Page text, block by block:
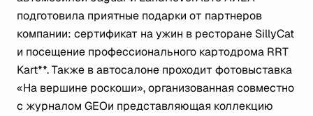
подготовила приятные подарки от партнеров
компании: сертификат на ужин в ресторане SillyCat
и посещение профессионального картодрома RRT
Kart**. Также в автосалоне проходит фотовыставка
«На вершине роскоши», организованная совместно
с журналом GEOи представляющая коллекцию